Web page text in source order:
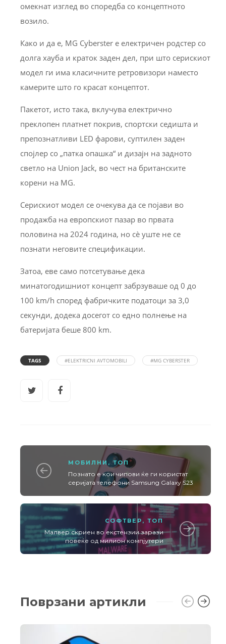
омекнат изглед во споредба со концептното
возило.
Како и да е, MG Cyberster е електричен родстер со
долга хауба и краток заден дел, при што серискиот
модел ги има класичните ретровизори наместо
камерите што го красат концептот.
Пакетот, исто така, вклучува електрично
преклопен платнет покрив, спортски седишта и
препознатливи LED фарови, суптилен заден
спојлер со „патка опашка“ и дизајн на задното
светло на Union Jack, во чест на британските
корени на MG.
Серискиот модел се очекува да се појави во
продажба на европскиот пазар во првата
половина на 2024 година, но сè уште не се
познати неговите спецификации.
Затоа, еве само потсетување дека
минатогодишниот концепт забрзуваше од 0 до
100 km/h според фабричките податоци за 3,0
секунди, додека досегот со едно полнење на
батеријата беше 800 km.
TAGS #ELEKTRICNI AVTOMOBILI #MG CYBERSTER
МОБИЛНИ ,ТОП
Познато е кои чипови ќе ги користат
серијата телефони Samsung Galaxy S23
СОФТВЕР , ТОП
Малвер скриен во екстензии зарази
повеќе од милион компјутери
Поврзани артикли